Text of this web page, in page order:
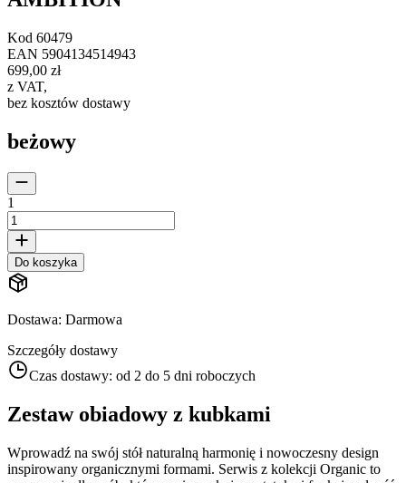
Kod 60479
EAN 5904134514943
699,00 zł
z VAT,
bez kosztów dostawy
beżowy
1
Do koszyka
Dostawa: Darmowa
Szczegóły dostawy
Czas dostawy: od 2 do 5 dni roboczych
Zestaw obiadowy z kubkami
Wprowadź na swój stół naturalną harmonię i nowoczesny design
inspirowany organicznymi formami. Serwis z kolekcji Organic to